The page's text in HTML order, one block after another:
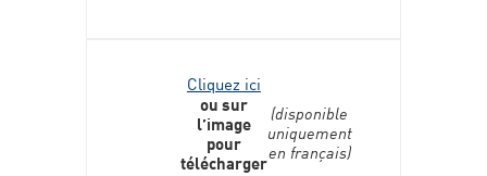
Cliquez ici
ou sur
l’image
pour
télécharger
(disponible
uniquement
en français)